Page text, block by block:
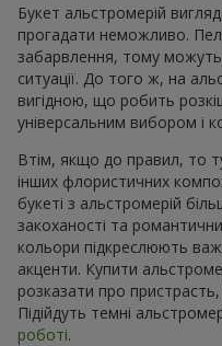
Букет альстромерій
прогадати неможливо.
забарвлення, тому
ситуації. До того ж, на
вигідною, що робить
універсальним вибором і
Втім, якщо до правил, то
інших флористичних
букеті з альстромерій
закоханості та
кольори підкреслюють
акценти. Купити
розказати про
Підійдуть темні
роботі.